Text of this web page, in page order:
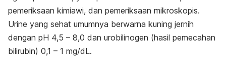
pemeriksaan kimiawi, dan pemeriksaan mikroskopis.
Urine yang sehat umumnya berwarna kuning jernih
dengan pH 4,5 – 8,0 dan urobilinogen (hasil pemecahan
bilirubin) 0,1 – 1 mg/dL.